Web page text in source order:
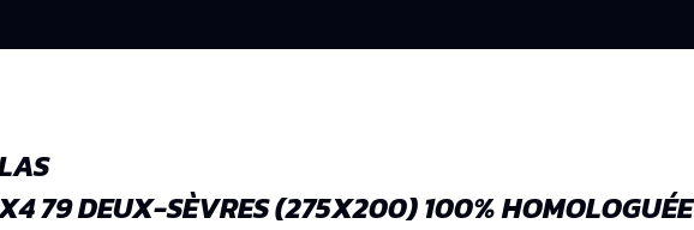
79 DEUX-SÈVRES (275X200) 100% HOMOLOGUÉE